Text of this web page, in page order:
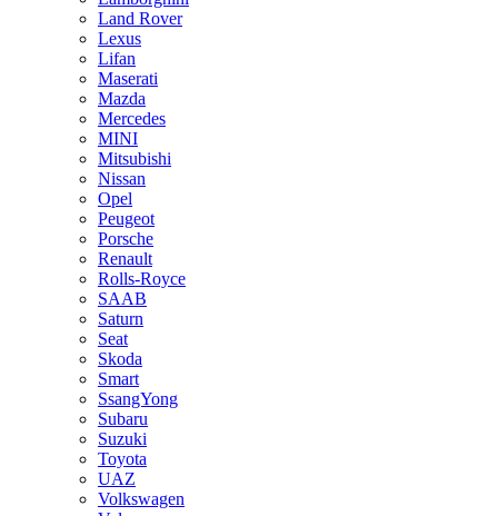
Land Rover
Lexus
Lifan
Maserati
Mazda
Mercedes
MINI
Mitsubishi
Nissan
Opel
Peugeot
Porsche
Renault
Rolls-Royce
SAAB
Saturn
Seat
Skoda
Smart
SsangYong
Subaru
Suzuki
Toyota
UAZ
Volkswagen